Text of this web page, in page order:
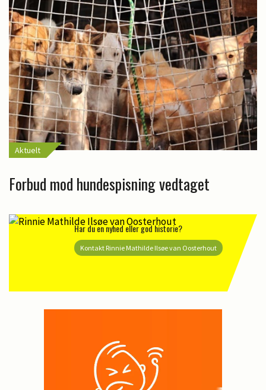
Aktuelt
Forbud mod hundespisning vedtaget
Har du en nyhed eller god historie?
Kontakt Rinnie Mathilde Ilsøe van Oosterhout